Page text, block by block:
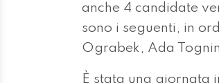
anche 4 candidate
sono i seguenti, in
Ograbek, Ada
È stata una giornata